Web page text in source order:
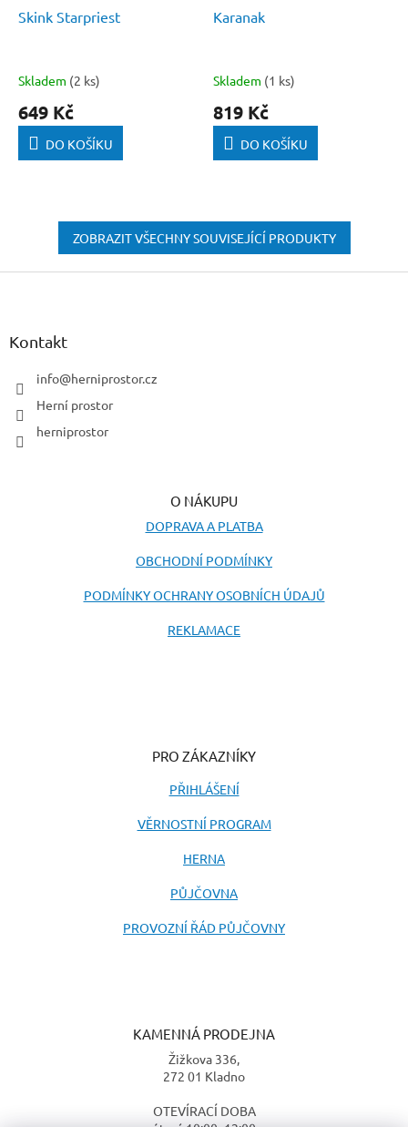
Skink Starpriest
Skladem (2 ks)
649 Kč
DO KOŠÍKU
Karanak
Skladem (1 ks)
819 Kč
DO KOŠÍKU
ZOBRAZIT VŠECHNY SOUVISEJÍCÍ PRODUKTY
Z
Kontakt
info@herniprostor.cz
Herní prostor
herniprostor
O NÁKUPU
DOPRAVA A PLATBA
OBCHODNÍ PODMÍNKY
PODMÍNKY OCHRANY OSOBNÍCH ÚDAJŮ
REKLAMACE
PRO ZÁKAZNÍKY
PŘIHLÁŠENÍ
VĚRNOSTNÍ PROGRAM
HERNA
PŮJČOVNA
PROVOZNÍ ŘÁD PŮJČOVNY
KAMENNÁ PRODEJNA
Žižkova 336,
272 01 Kladno
OTEVÍRACÍ DOBA